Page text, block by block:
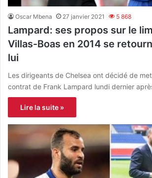
Oscar Mbena 27 janvier 2021 5 868
Lampard: ses propos sur le
Villas-Boas en 2014 se
lui
Les dirigeants de Chelsea ont décidé de
contrat de Frank Lampard lundi dernier
Lire la suite »